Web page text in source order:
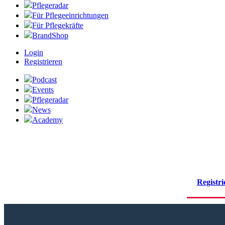
Pflegeradar
Für Pflegeeinrichtungen
Für Pflegekräfte
BrandShop
Login
Registrieren
Podcast
Events
Pflegeradar
News
Academy